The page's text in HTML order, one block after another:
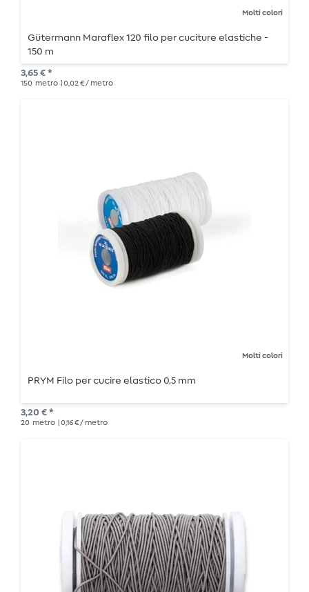
Molti colori
Gütermann Maraflex 120 filo per cuciture elastiche -
150 m
3,65 € *
150 metro | 0,02 € / metro
Molti colori
PRYM Filo per cucire elastico 0,5 mm
3,20 € *
20 metro | 0,16 € / metro